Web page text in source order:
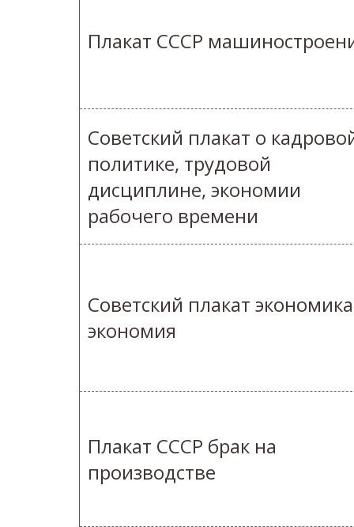
Плакат СССР
Советский плакат о
политике, трудовой
дисциплине, экономии
рабочего времени
Советский плакат
экономия
Плакат СССР брак на
производстве